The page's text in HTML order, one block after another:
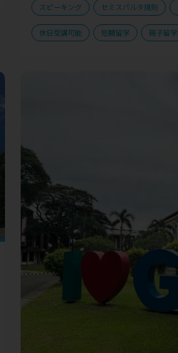
スピーキング セミスパルタ規則
休日受講可能 短期留学 親子留学